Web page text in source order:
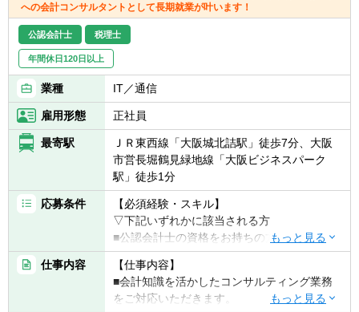
す。
■事業側と経営層・取締役会の橋渡しとし
て、俯瞰的な経営の視点を学ぶことができま
■希望に応じて、将来的にはローテーション
で国内・海外の関係会社へ出向する可能性も
あり、より経営に近いポジションで業務を行
う機会があります。
への会計コンサルタントとして長期就業が叶います！
公認会計士 税理士
年間休日120日以上
業種 IT／通信
雇用形態 正社員
最寄駅
ＪＲ東西線「大阪城北詰駅」徒歩7分、大阪
市営長堀鶴見緑地線「大阪ビジネスパーク
駅」徒歩1分
応募条件
【必須経験・スキル】
▽下記いずれかに該当される方
■公認会計士の資格をお持ちの方
（試験合格者の方でも応募可能です）
■連結会計・開示業務の知識もしくは実務経
験
※コンサルティング経験、システム知識は問
仕事内容
【仕事内容】
■会計知識を活かしたコンサルティング業務
をご対応いただきます。